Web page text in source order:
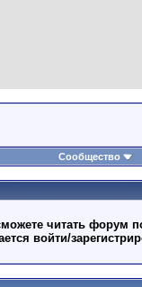
Сообщество
читать форум
войти/